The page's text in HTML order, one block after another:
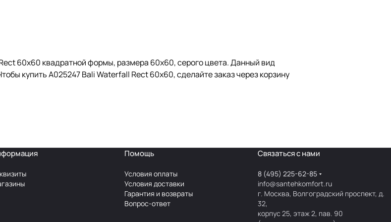
60x60 квадратной формы, размера 60x60, серого цвета. Данный вид
купить A025247 Bali Waterfall Rect 60x60, сделайте заказ через корзину
Помощь
Условия оплаты
Условия доставки
Гарантия и возвраты
Вопрос-ответ
Связаться с нами
8 (495) 225-62-85
info@santehkomfort.ru
г. Москва, Волгоградский проспект, д.
32,
корпус 25, этаж 2, пав. 90